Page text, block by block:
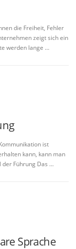
die Freiheit, Fehler
zeigt sich ein
werden lange …
ist
kann, kann man
Führung Das …
Sprache